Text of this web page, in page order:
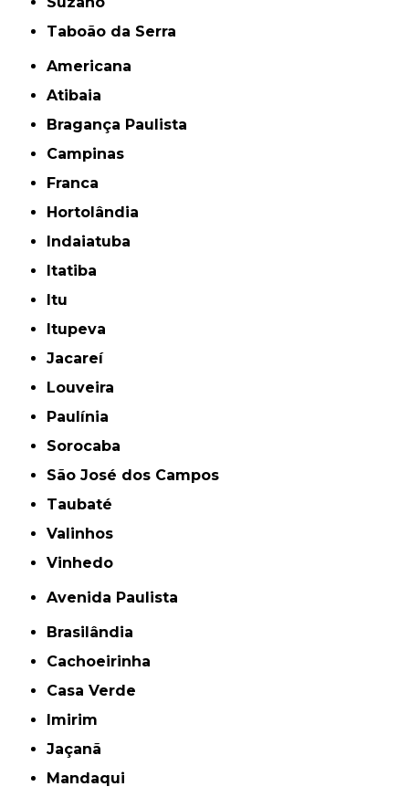
Taboão da Serra
Americana
Atibaia
Bragança Paulista
Campinas
Franca
Hortolândia
Indaiatuba
Itatiba
Itu
Itupeva
Jacareí
Louveira
Paulínia
Sorocaba
São José dos Campos
Taubaté
Valinhos
Vinhedo
Avenida Paulista
Brasilândia
Cachoeirinha
Casa Verde
Imirim
Jaçanã
Mandaqui